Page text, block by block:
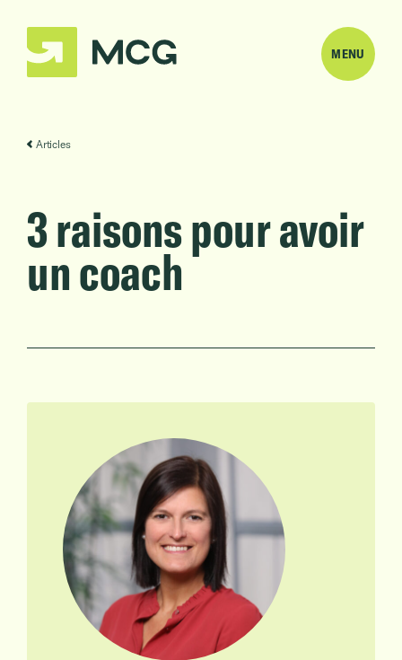
MENU
Articles
3 raisons pour avoir
un coach